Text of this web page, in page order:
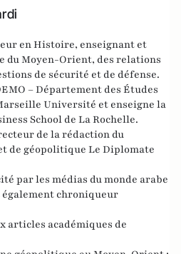
en Histoire, enseignant et
du Moyen-Orient, des relations
de sécurité et de défense.
– Département des Études
Université et enseigne la
School de La Rochelle.
de la rédaction du
de géopolitique Le Diplomate
par les médias du monde arabe
chroniqueur
articles académiques de